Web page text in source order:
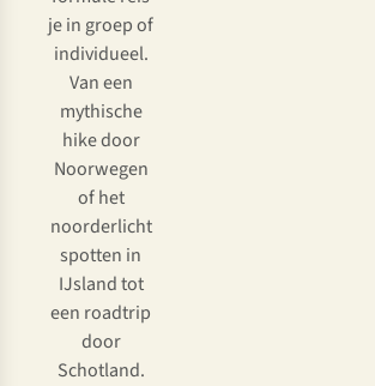
je in groep of
individueel.
Van een
mythische
hike door
Noorwegen
of het
noorderlicht
spotten in
IJsland tot
een roadtrip
door
Schotland.